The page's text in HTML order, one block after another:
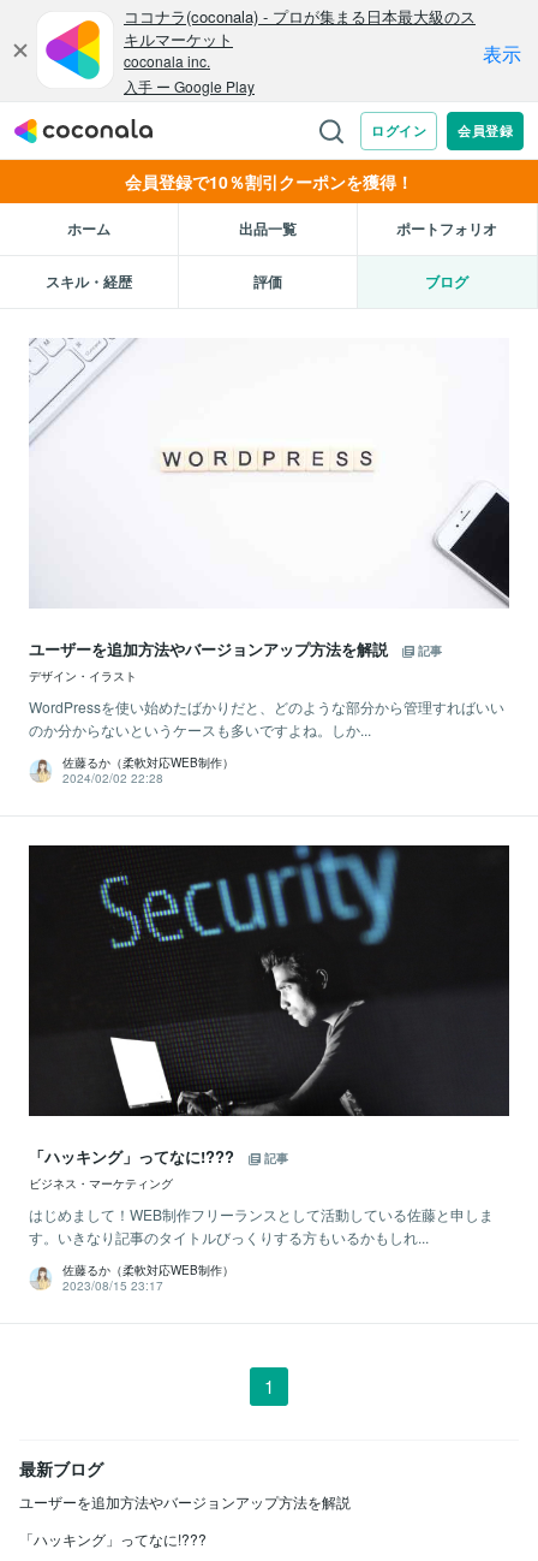
会員登録で10％割引クーポンを獲得！
ホーム 出品一覧 ポートフォリオ
スキル・経歴 評価 ブログ
ユーザーを追加方法やバージョンアップ方法を解説
記事
デザイン・イラスト
WordPressを使い始めたばかりだと、どのような部分から管理すればいい
のか分からないというケースも多いですよね。しか...
佐藤るか（柔軟対応WEB制作）
2024/02/02 22:28
「ハッキング」ってなに!???
記事
ビジネス・マーケティング
はじめまして！WEB制作フリーランスとして活動している佐藤と申しま
す。いきなり記事のタイトルびっくりする方もいるかもしれ...
佐藤るか（柔軟対応WEB制作）
2023/08/15 23:17
1
最新ブログ
ユーザーを追加方法やバージョンアップ方法を解説
「ハッキング」ってなに!???